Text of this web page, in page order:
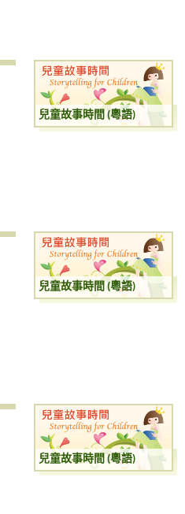
兒童故事時間 (粵語)
兒童故事時間 (粵語)
兒童故事時間 (粵語)